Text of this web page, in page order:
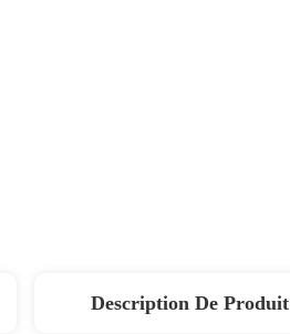
Description De Produit